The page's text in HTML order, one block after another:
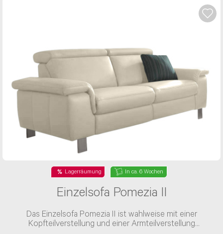
Lagerräumung In ca. 6 Wochen
Einzelsofa Pomezia II
Das Einzelsofa Pomezia II ist wahlweise mit einer
Kopfteilverstellung und einer Armteilverstellung